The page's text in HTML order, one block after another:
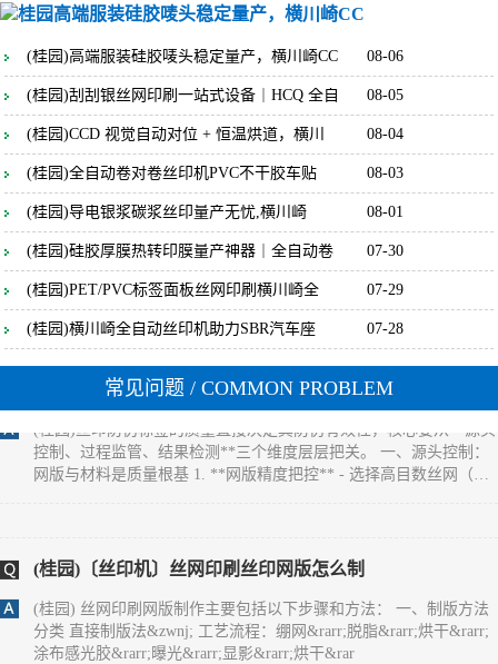
(桂园)高端服装硅胶唛头稳定量产，横川崎CC 08-06
(桂园)刮刮银丝网印刷一站式设备｜HCQ 全自 08-05
(桂园)CCD 视觉自动对位 + 恒温烘道，横川 08-04
(桂园)全自动卷对卷丝印机PVC不干胶车贴 08-03
(桂园)导电银浆碳浆丝印量产无忧,横川崎 08-01
(桂园)硅胶厚膜热转印膜量产神器｜全自动卷 07-30
(桂园)PET/PVC标签面板丝网印刷横川崎全 07-29
(桂园)横川崎全自动丝印机助力SBR汽车座 07-28
常见问题 / COMMON PROBLEM
(桂园)丝印过程中如何保证标签的防伪效果
(桂园) 保证标签防伪效果一致性的核心，是**聚焦防伪特性（如光
变、荧光、微缩文字等）的全流程管控**，通过锁定防伪材料性
能、精准控制印刷参数、量化检测防伪特征，确保每一张标签的防
伪识别效果完全统一。 一、源头锁定：防伪材料的性能一致性是基
础 1. **防伪油墨的批次化管控** - 同一批次标签必须使用**同一供
应商、同一生产批次**的防伪油墨（如光变油
(桂园)丝印过程中如何保证防伪标签的一致
(桂园) 保证丝印防伪标签一致性的核心，是**消除全流程变量**，
通过标准化材料、固定设备参数、统一操作规范和量化检测，实现
同批次乃至不同批次标签在外观、尺寸、防伪效果上的统一。 一、
源头控稳：材料与网版的一致性基础 1. **材料批次化管理** - 同一
批次标签必须使用同一供应商、同一批次的基材（如PET膜、易碎
纸），避免不同批次基材厚度、平整度差异
(桂园)丝印过程中如何保证防伪标签的质量
(桂园)丝印防伪标签的质量直接决定其防伪有效性，核心要从**源头
控制、过程监管、结果检测**三个维度层层把关。 一、源头控制：
网版与材料是质量根基 1. **网版精度把控** - 选择高目数丝网（如
300-500目），确保微缩文字、精细纹理能清晰呈现，目数过低易导
分类 直接制版法&zwnj; 工艺流程：绷网&rarr;脱脂&rarr;烘干&rarr;
涂布感光胶&rarr;曝光&rarr;显影&rarr;烘干&rar